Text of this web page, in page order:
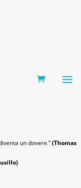
un dovere.”(Thomas